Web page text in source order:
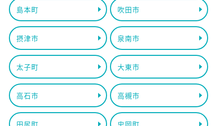
島本町 吹田市
摂津市 泉南市
太子町 大東市
高石市 高槻市